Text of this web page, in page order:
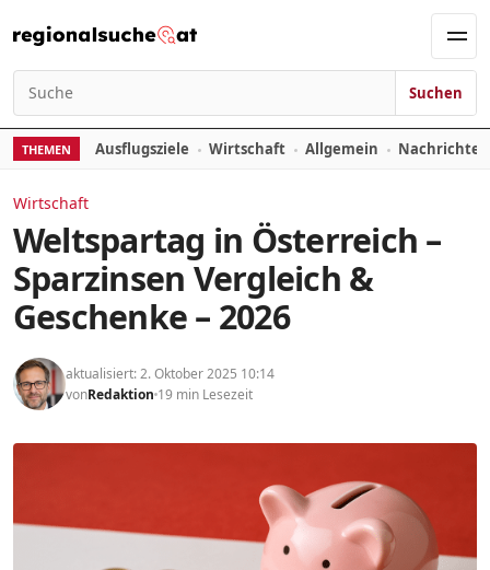
Suchen nach:
Suchen
THEMEN Ausflugsziele Wirtschaft Allgemein
Wirtschaft
Weltspartag in Österreich –
Sparzinsen Vergleich &
Geschenke – 2026
aktualisiert: 2. Oktober 2025 10:14
vonRedaktion 19 min Lesezeit